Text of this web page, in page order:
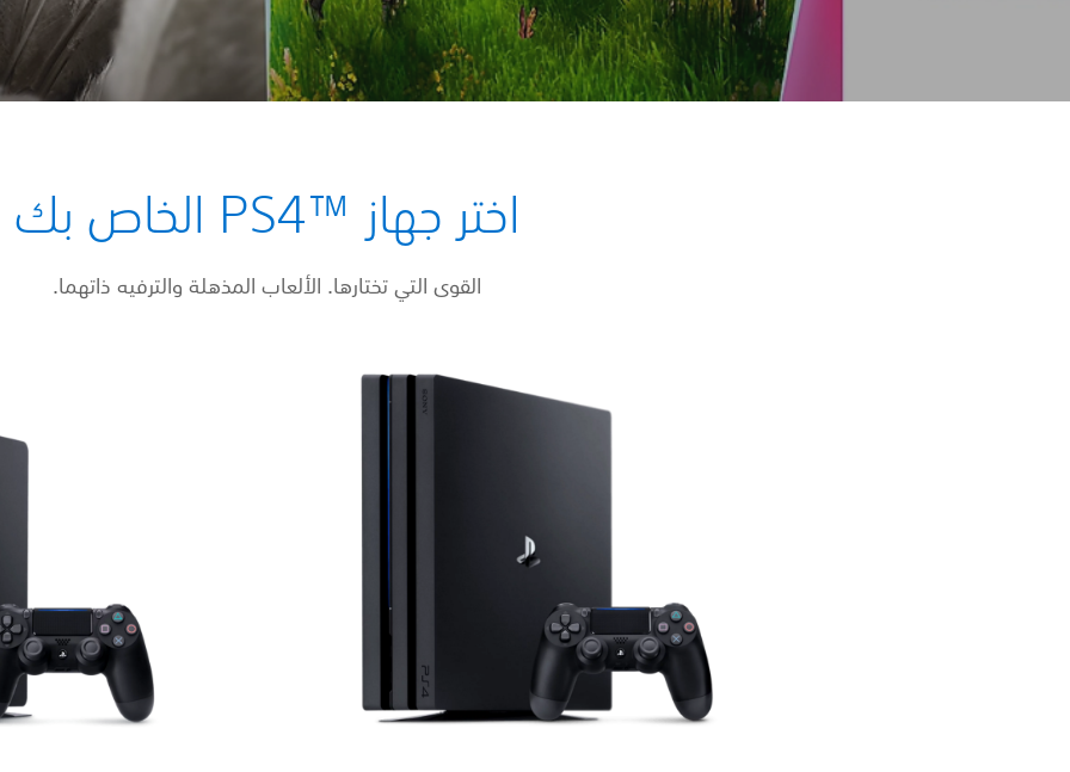
اختر جهاز ™PS4 الخاص بك
القوى التي تختارها. الألعاب المذهلة والترفيه ذاتهما.